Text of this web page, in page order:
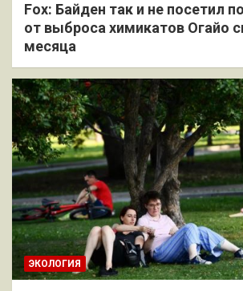
Fox: Байден так и не посетил
от выброса химикатов Огайо
месяца
ЭКОЛОГИЯ